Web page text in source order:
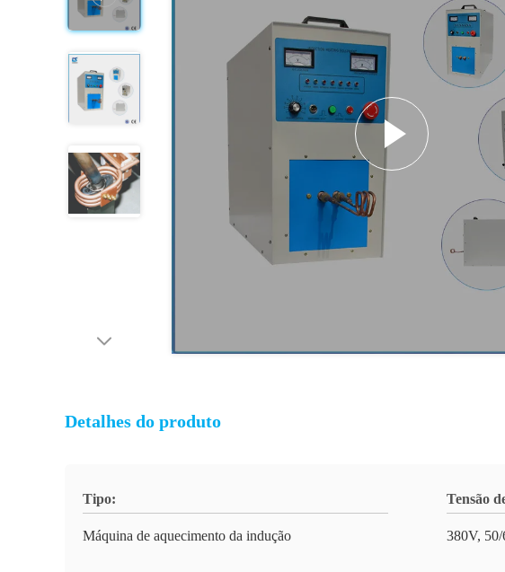
Detalhes do produto
Tipo:
Máquina de aquecimento da indução
Tensão
380V,